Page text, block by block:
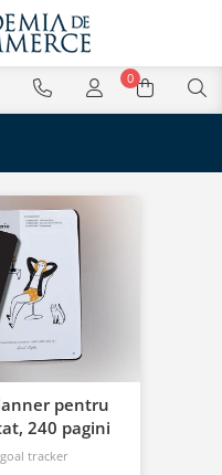
0
pentru
240 pagini
tracker